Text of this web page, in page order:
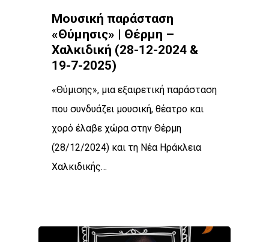
Μουσική παράσταση
«Θύμησις» | Θέρμη –
Χαλκιδική (28-12-2024 &
19-7-2025)
«Θύμισης», μια εξαιρετική παράσταση
που συνδυάζει μουσική, θέατρο και
χορό έλαβε χώρα στην Θέρμη
(28/12/2024) και τη Νέα Ηράκλεια
Χαλκιδικής…